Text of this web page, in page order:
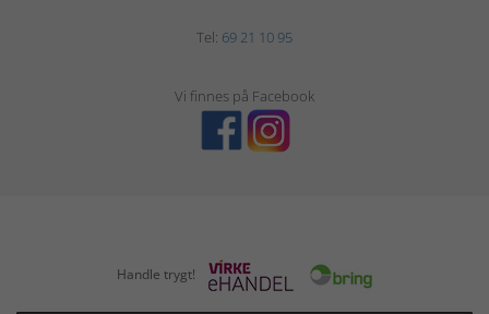
Tel: 69 21 10 95
Vi finnes på Facebook
Handle trygt!